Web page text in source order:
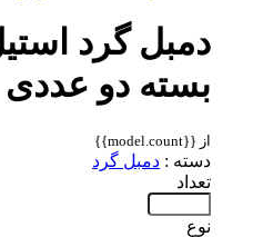
بسته دو عددی
دسته :دمبل گرد